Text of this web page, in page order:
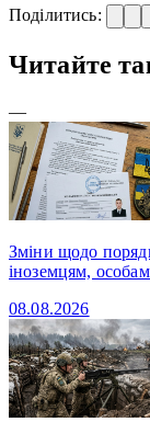
Поділитись:
Читайте
—
Зміни щодо
іноземцям,
08.08.2026